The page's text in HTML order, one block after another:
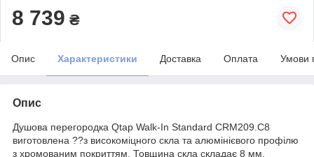
8 739 ₴
Опис Характеристики Доставка Оплата Умови
Опис
Душова перегородка Qtap Walk-In Standard CRM209.C8
виготовлена ??з високоміцного скла та алюмінієвого профілю
з хромованим покриттям. Товщина скла складає 8 мм.